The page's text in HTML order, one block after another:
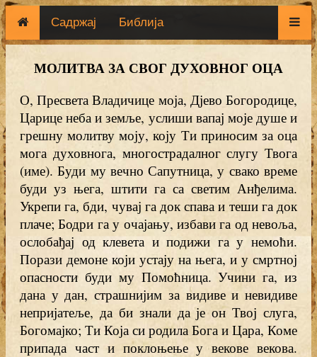
Садржај Библија
МОЛИТВА ЗА СВОГ ДУХОВНОГ ОЦА
О, Пресвета Владичице моја, Дјево Богородице,
Царице неба и земље, услиши вапај моје душе и
грешну молитву моју, коју Ти приносим за оца
мога духовнога, многострадалног слугу Твога
(име). Буди му вечно Сапутница, у свако време
буди уз њега, штити га са светим Анђелима.
Укрепи га, бди, чувај га док спава и теши га док
плаче; Бодри га у очајању, избави га од невоља,
ослобађај од клевета и подижи га у немоћи.
Порази демоне који устају на њега, и у смртној
опасности буди му Помоћница. Учини га, из
дана у дан, страшнијим за видиве и невидиве
непријатеље, да би знали да је он Твој слуга,
Богомајко; Ти Која си родила Бога и Цара, Коме
припада част и поклоњење у векове векова.